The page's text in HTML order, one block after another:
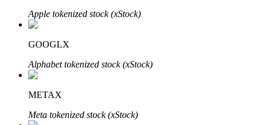
Apple tokenized stock (xStock)
GOOGLX
Alphabet tokenized stock (xStock)
METAX
Meta tokenized stock (xStock)